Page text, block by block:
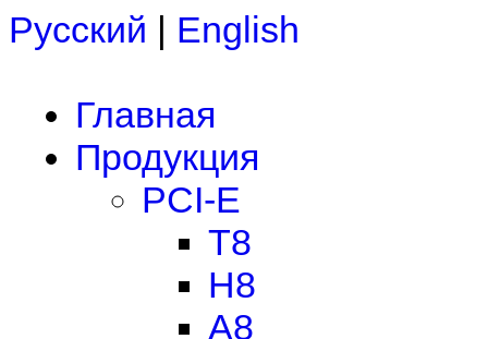
Русский | English
Главная
Продукция
PCI-E
T8
H8
A8